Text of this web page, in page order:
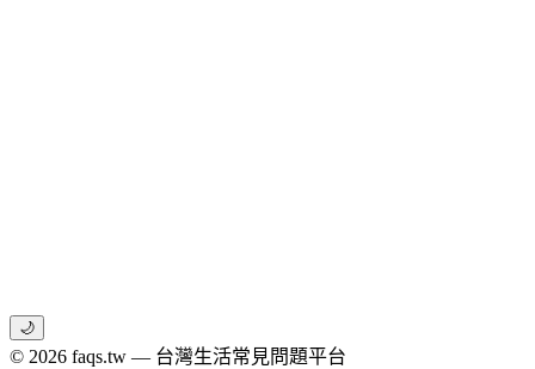
🌙
© 2026 faqs.tw — 台灣生活常見問題平台